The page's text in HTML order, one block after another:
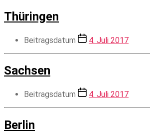
Thüringen
Beitragsdatum 4. Juli 2017
Sachsen
Beitragsdatum 4. Juli 2017
Berlin